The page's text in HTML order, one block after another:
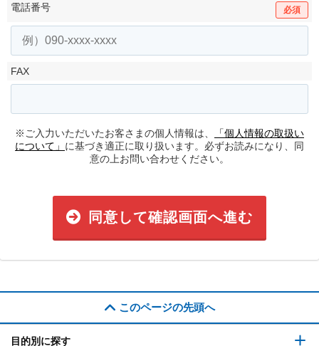
電話番号 必須
FAX
※ご入力いただいたお客さまの個人情報は、
「個人情報の取扱い
について」 に基づき適正に取り扱います。必ずお読みになり、同
意の上お問い合わせください。
同意して確認画面へ進む
このページの先頭へ
目的別に探す